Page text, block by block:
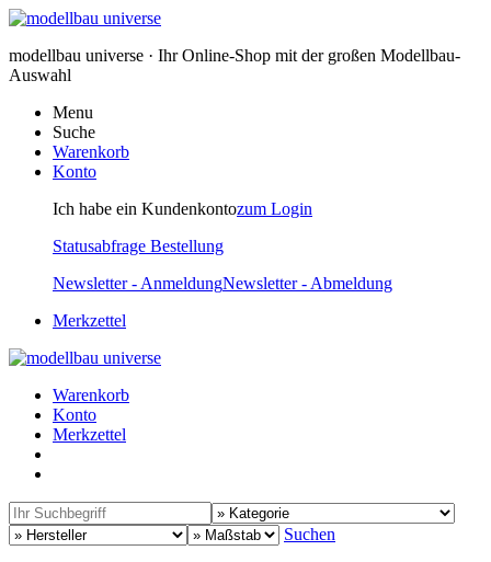
modellbau universe · Ihr Online-Shop mit der großen Modellbau-
Auswahl
Menu
Suche
Warenkorb
Konto
Ich habe ein Kundenkontozum Login
Statusabfrage Bestellung
Newsletter - AnmeldungNewsletter - Abmeldung
Merkzettel
Warenkorb
Konto
Merkzettel
Suchen